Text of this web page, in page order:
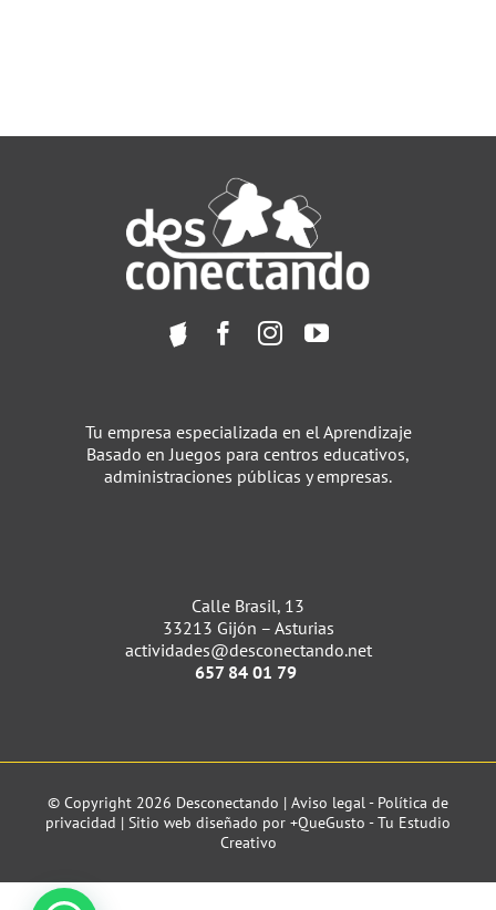
Tu empresa especializada en el Aprendizaje
Basado en Juegos para centros educativos,
administraciones públicas y empresas.
Calle Brasil, 13
33213 Gijón – Asturias
actividades@desconectando.net
657 84 01 79
© Copyright 2026 Desconectando | Aviso legal- Política de
privacidad | Sitio web diseñado por +QueGusto - Tu Estudio
Creativo